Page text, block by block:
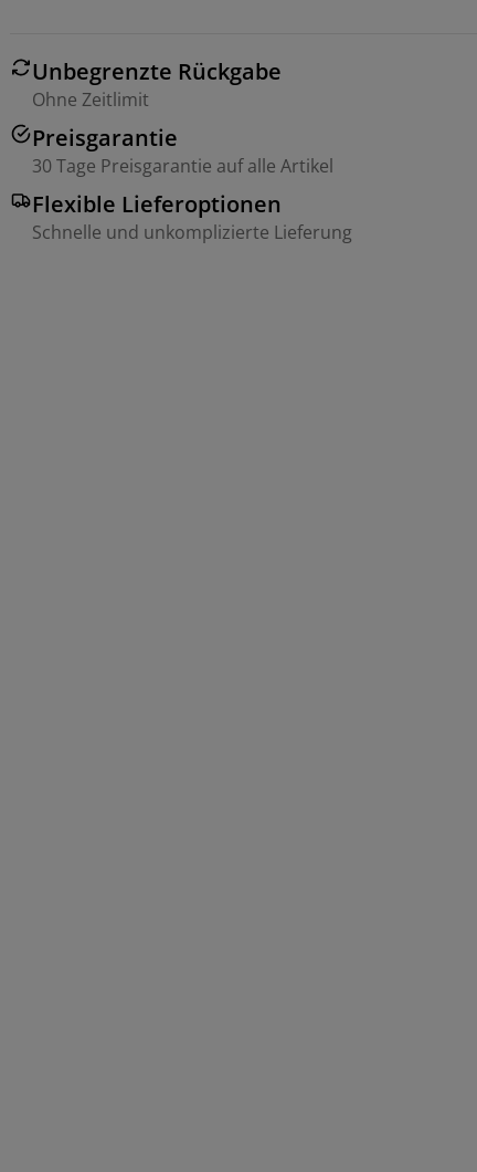
Unbegrenzte Rückgabe
Ohne Zeitlimit
Preisgarantie
30 Tage Preisgarantie auf alle Artikel
Flexible Lieferoptionen
Schnelle und unkomplizierte Lieferung